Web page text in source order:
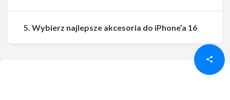
Udostępnij Udostępnij
5. Wybierz najlepsze akcesoria do iPhone’a 16